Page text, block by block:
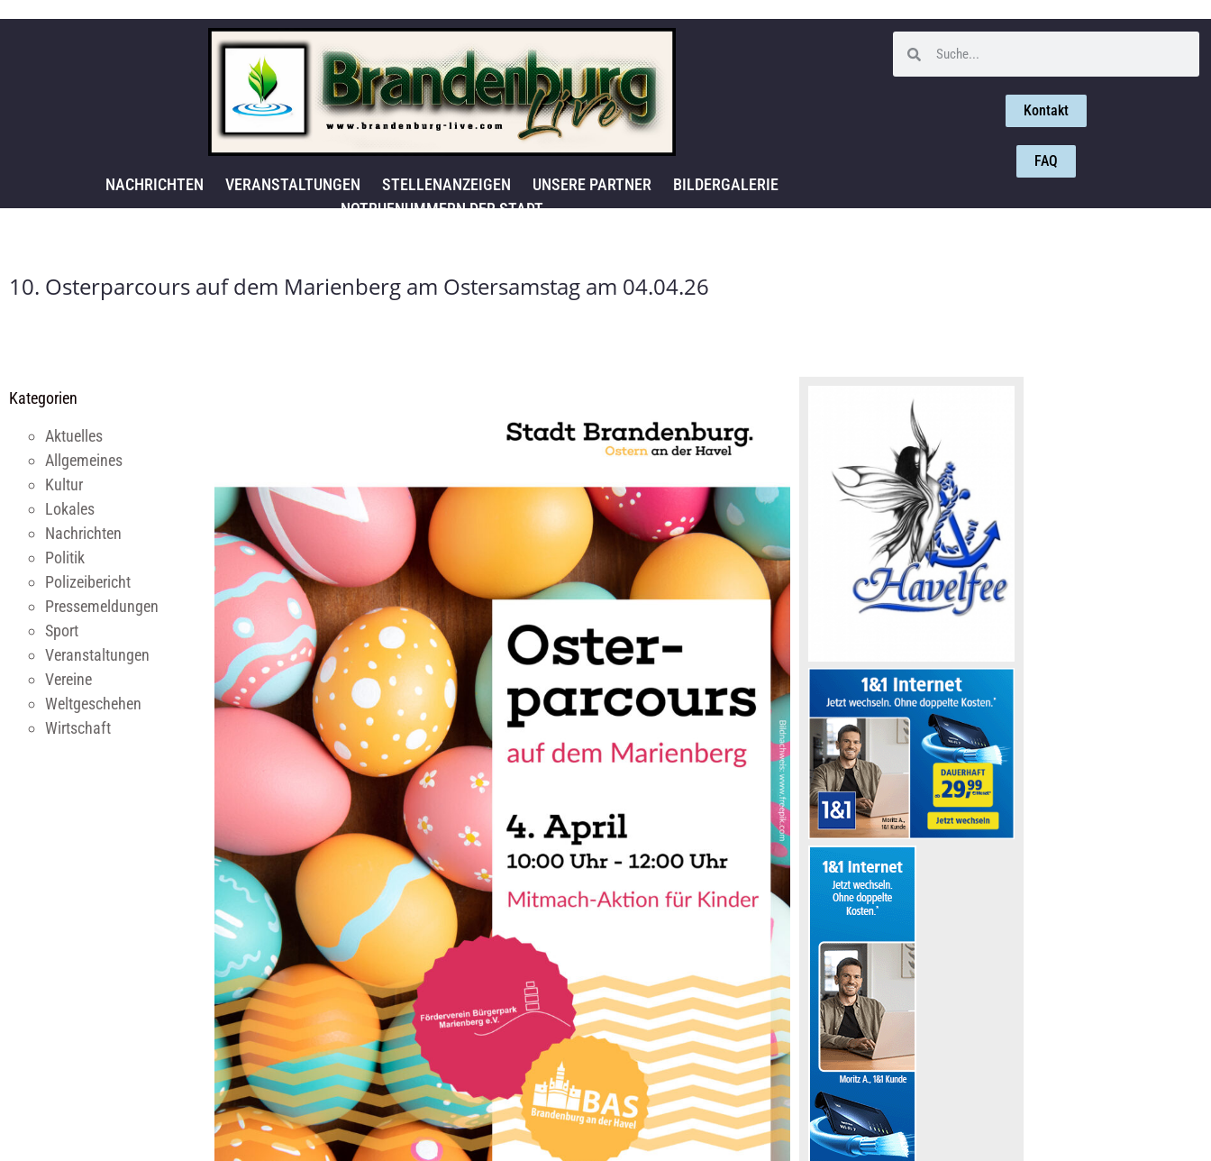
NACHRICHTEN VERANSTALTUNGEN STELLENANZEIGEN UNSERE PARTNER
BILDERGALERIE
NOTRUFNUMMERN DER STADT
Kontakt
FAQ
10. Osterparcours auf dem Marienberg am Ostersamstag am 04.04.26
Kategorien
Aktuelles
Allgemeines
Kultur
Lokales
Nachrichten
Politik
Polizeibericht
Pressemeldungen
Sport
Veranstaltungen
Vereine
Weltgeschehen
Wirtschaft